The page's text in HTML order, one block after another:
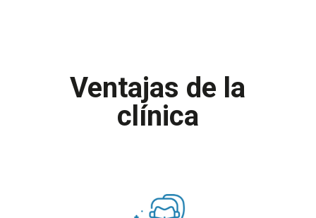
Ventajas de la
clínica